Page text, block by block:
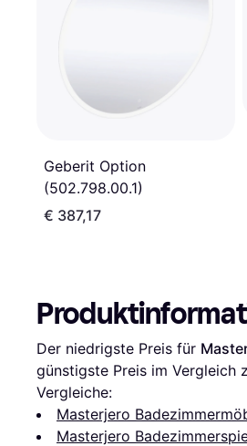
Geberit Option
(502.798.00.1)
€ 387,17
Der niedrigste Preis für
günstigste Preis im Vergleich
Vergleiche:
Masterjero
Masterjero